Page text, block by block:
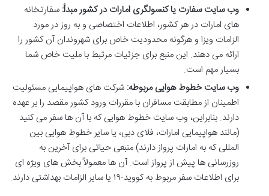
وب سایت سفارت یا کنسولگری امارات در کشور مبدأ: سفارتخانه
های امارات در هر کشور، اطلاعات اختصاصی و به روز در مورد
الزامات ویزا و هرگونه محدودیت خاص برای شهروندان آن کشور را
ارائه می دهند. این منبع برای جزئیات مرتبط با ملیت خاص شما
بسیار مهم است.
وب سایت خطوط هوایی مربوطه: شرکت های هواپیمایی مسئولیت
اطمینان از مطابقت مسافران با مقررات ورود کشور مقصد را بر عهده
دارند. بنابراین، وب سایت خطوط هوایی که با آن ها سفر می کنید
(مانند هواپیمایی امارات، فلای دبی، یا سایر خطوط هوایی بین
المللی که به امارات پرواز دارند) منبعی حیاتی برای آخرین به
روزرسانی ها پیش از پرواز است. آن ها معمولاً بخش های ویژه ای
برای اطلاعات سفر مربوط به کووید-۱۹ یا سایر الزامات بهداشتی دارند.